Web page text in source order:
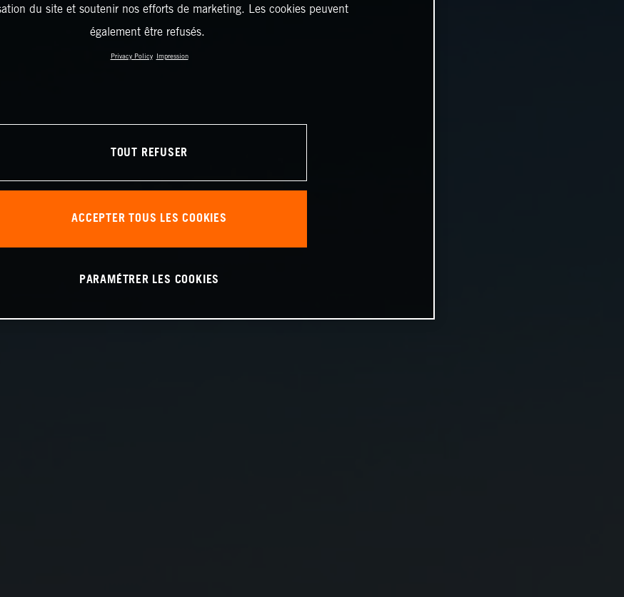
du site et soutenir nos efforts de marketing. Les cookies peuvent
également être refusés.
Privacy Policy Impression
TOUT REFUSER
ACCEPTER TOUS LES COOKIES
PARAMÉTRER LES COOKIES